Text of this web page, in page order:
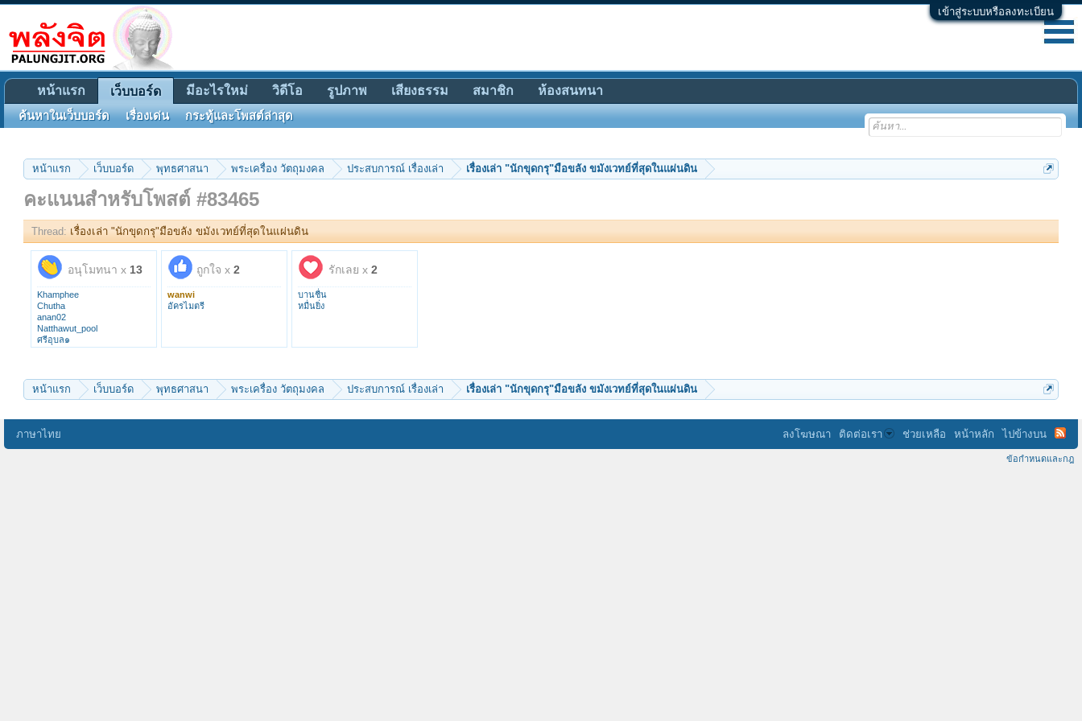
เข้าสู่ระบบหรือลงทะเบียน
หน้าแรก เว็บบอร์ด พุทธศาสนา พระเครื่อง วัตถุมงคล ประสบการณ์ เรื่องเล่า เรื่องเล่า "นักขุดกรุ"มือขลัง ขมังเวทย์ที่สุดในแผ่นดิน
คะแนนสำหรับโพสต์ #83465
Thread: เรื่องเล่า "นักขุดกรุ"มือขลัง ขมังเวทย์ที่สุดในแผ่นดิน
อนุโมทนา x 13
Khamphee
Chutha
anan02
Natthawut_pool
ศรีอุบล๑
kom48
Pattana
tap206
nott17
บัวแรกแย้ม
ถูกใจ x 2
wanwi
อัครไมตรี
รักเลย x 2
บานชื่น
หมื่นยิ่ง
หน้าแรก เว็บบอร์ด พุทธศาสนา พระเครื่อง วัตถุมงคล ประสบการณ์ เรื่องเล่า เรื่องเล่า "นักขุดกรุ"มือขลัง ขมังเวทย์ที่สุดในแผ่นดิน
หน้าแรก เว็บบอร์ด
ค้นหาในเว็บบอร์ด เรื่องเด่น กระทู้และโพสต์ล่าสุด
มีอะไรใหม่ วิดีโอ รูปภาพ เสียงธรรม สมาชิก ห้องสนทนา
ภาษาไทย ลงโฆษณา ติดต่อเรา ช่วยเหลือ หน้าหลัก ไปข้างบน
ข้อกำหนดและกฎ